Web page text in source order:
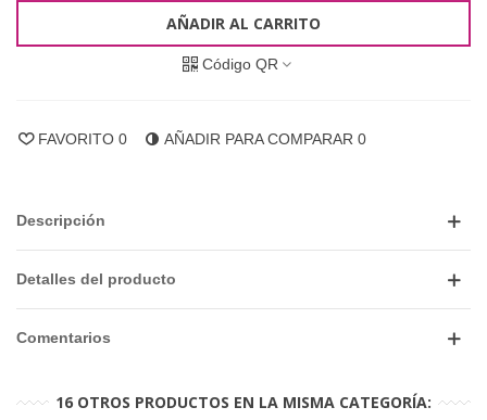
AÑADIR AL CARRITO
Código QR
FAVORITO 0 AÑADIR PARA COMPARAR 0
Descripción
Detalles del producto
Comentarios
16 OTROS PRODUCTOS EN LA MISMA CATEGORÍA: